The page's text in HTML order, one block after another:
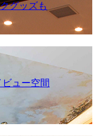
グッズも
ュー空間